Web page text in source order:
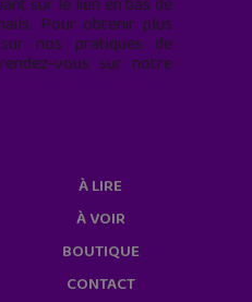
Pour obtenir plus
nos pratiques de
vous sur notre
À LIRE
À VOIR
BOUTIQUE
CONTACT